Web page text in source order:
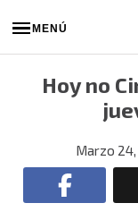
MENÚ
Hoy no
Marzo 24,